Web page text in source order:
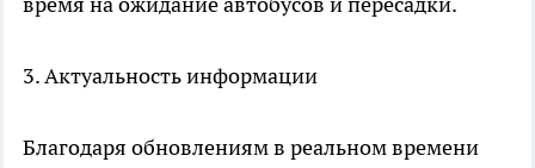
3. Актуальность информации
Благодаря обновлениям в реальном времени